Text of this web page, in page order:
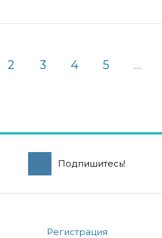
2 3 4 5 ...
Подпишитесь!
Регистрация